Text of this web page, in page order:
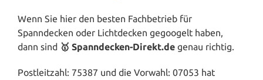
Wenn Sie hier den besten Fachbetrieb für
Spanndecken oder Lichtdecken gegoogelt haben,
dann sind 🥇 Spanndecken-Direkt.de genau richtig.
Postleitzahl: 75387 und die Vorwahl: 07053 hat